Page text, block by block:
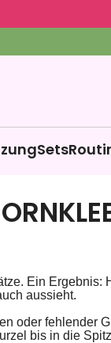
Sets
Ein Ergebnis:
aussieht.
oder fehlender
bis in die